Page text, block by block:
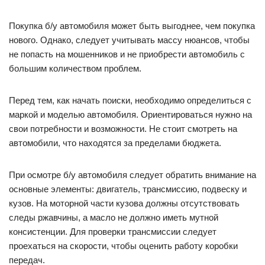
Покупка б/у автомобиля может быть выгоднее, чем покупка
нового. Однако, следует учитывать массу нюансов, чтобы
не попасть на мошенников и не приобрести автомобиль с
большим количеством проблем.
Перед тем, как начать поиски, необходимо определиться с
маркой и моделью автомобиля. Ориентироваться нужно на
свои потребности и возможности. Не стоит смотреть на
автомобили, что находятся за пределами бюджета.
При осмотре б/у автомобиля следует обратить внимание на
основные элементы: двигатель, трансмиссию, подвеску и
кузов. На моторной части кузова должны отсутствовать
следы ржавчины, а масло не должно иметь мутной
консистенции. Для проверки трансмиссии следует
проехаться на скорости, чтобы оценить работу коробки
передач.